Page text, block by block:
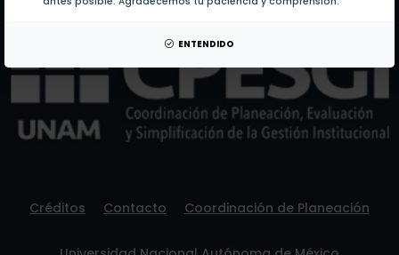
ENTENDIDO
Créditos Contacto Coordinación de Planeación